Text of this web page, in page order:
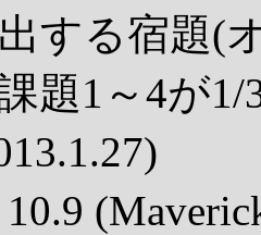
する宿題(
題1～4が
10.9